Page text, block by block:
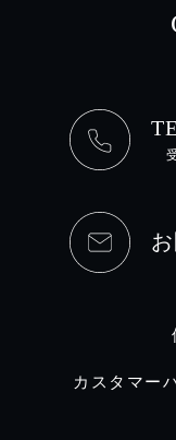
カスタマー